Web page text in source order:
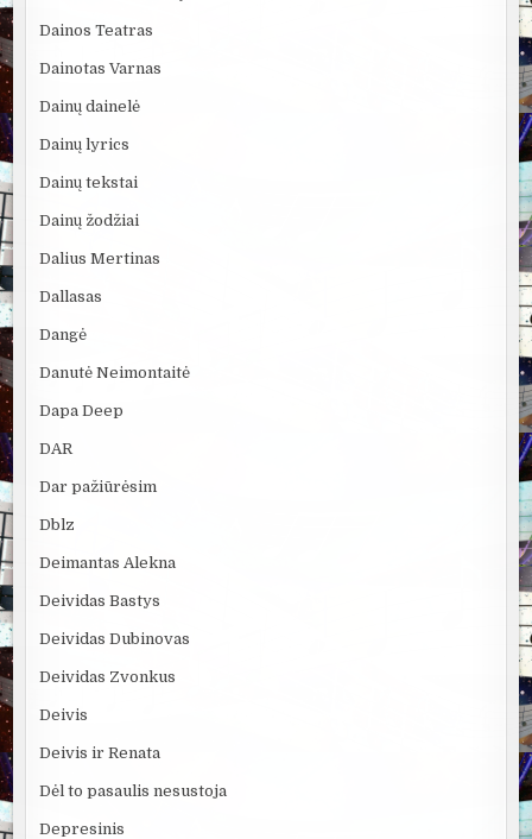
Dainos Teatras
Dainotas Varnas
Dainų dainelė
Dainų lyrics
Dainų tekstai
Dainų žodžiai
Dalius Mertinas
Dallasas
Dangė
Danutė Neimontaitė
Dapa Deep
DAR
Dar pažiūrėsim
Dblz
Deimantas Alekna
Deividas Bastys
Deividas Dubinovas
Deividas Zvonkus
Deivis
Deivis ir Renata
Dėl to pasaulis nesustoja
Depresinis